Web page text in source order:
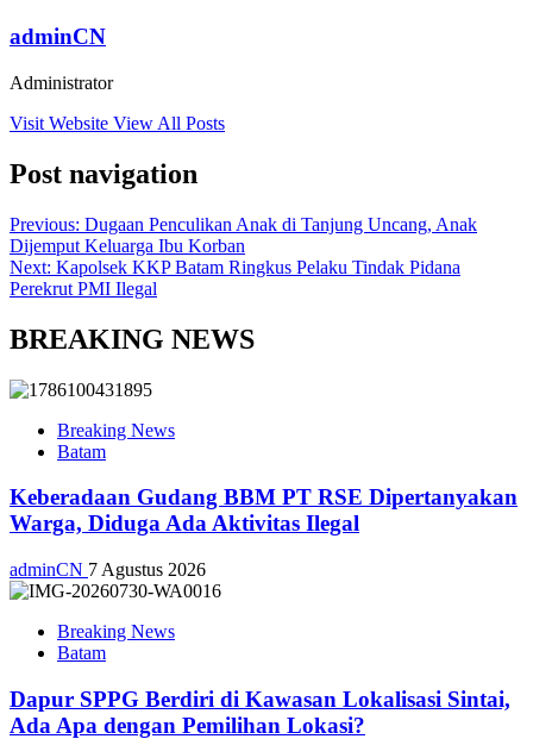
adminCN
Administrator
Visit Website View All Posts
Post navigation
Previous: Dugaan Penculikan Anak di Tanjung Uncang, Anak
Dijemput Keluarga Ibu Korban
Next: Kapolsek KKP Batam Ringkus Pelaku Tindak Pidana
Perekrut PMI Ilegal
BREAKING NEWS
Breaking News
Batam
Keberadaan Gudang BBM PT RSE Dipertanyakan
Warga, Diduga Ada Aktivitas Ilegal
adminCN 7 Agustus 2026
Breaking News
Batam
Dapur SPPG Berdiri di Kawasan Lokalisasi Sintai,
Ada Apa dengan Pemilihan Lokasi?